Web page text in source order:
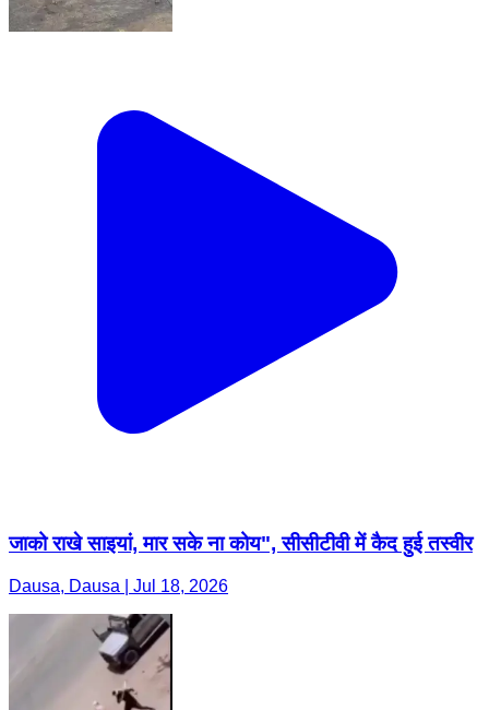
जाको राखे साइयां, मार सके ना कोय", सीसीटीवी में कैद हुई तस्वीर
Dausa, Dausa | Jul 18, 2026